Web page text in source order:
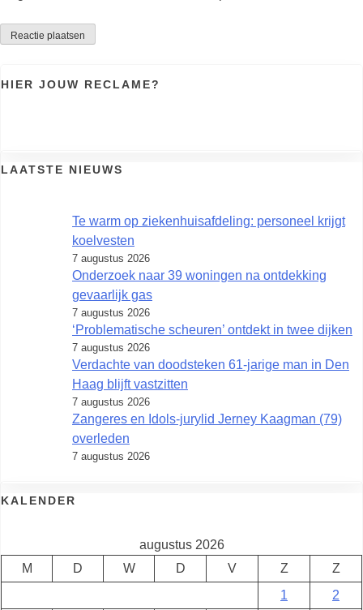
HIER JOUW RECLAME?
LAATSTE NIEUWS
Te warm op ziekenhuisafdeling: personeel krijgt
koelvesten
7 augustus 2026
Onderzoek naar 39 woningen na ontdekking
gevaarlijk gas
7 augustus 2026
‘Problematische scheuren’ ontdekt in twee dijken
7 augustus 2026
Verdachte van doodsteken 61-jarige man in Den
Haag blijft vastzitten
7 augustus 2026
Zangeres en Idols-jurylid Jerney Kaagman (79)
overleden
7 augustus 2026
KALENDER
augustus 2026
M
D W D V Z
Z
1
2